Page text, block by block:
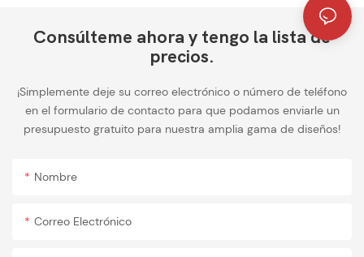
Consúlteme ahora y tengo la lista de
precios.
¡Simplemente deje su correo electrónico o número de teléfono
en el formulario de contacto para que podamos enviarle un
presupuesto gratuito para nuestra amplia gama de diseños!
Nombre
Correo Electrónico